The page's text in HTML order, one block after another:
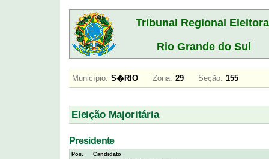
Tribunal Regional
Rio Grande do Sul
Município: S�RIO Zona: 29 Seção: 155
Eleição Majoritária
Presidente
Pos. Candidato